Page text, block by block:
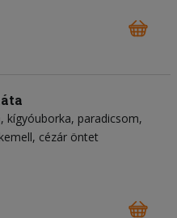
kígyóuborka paradicsom
cézár öntet